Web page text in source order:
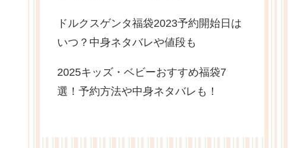
ドルクスゲンタ福袋2023予約開始日は
いつ？中身ネタバレや値段も
2025キッズ・ベビーおすすめ福袋7
選！予約方法や中身ネタバレも！